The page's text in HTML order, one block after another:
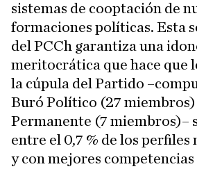
sistemas de cooptación de
formaciones políticas. Esta
del PCCh garantiza una
meritocrática que hace que
la cúpula del Partido
Buró Político (27
Permanente (7 miembros)–
entre el 0,7 % de los
y con mejores competencias